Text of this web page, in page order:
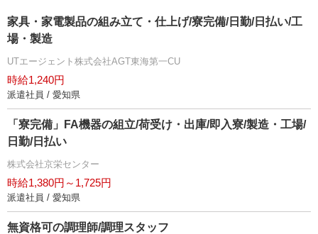
家具・家電製品の組み立て・仕上げ/寮完備/日勤/日払い/工
場・製造
UTエージェント株式会社AGT東海第一CU
時給1,240円
派遣社員 / 愛知県
「寮完備」FA機器の組立/荷受け・出庫/即入寮/製造・工場/
日勤/日払い
株式会社京栄センター
時給1,380円～1,725円
派遣社員 / 愛知県
無資格可の調理師/調理スタッフ